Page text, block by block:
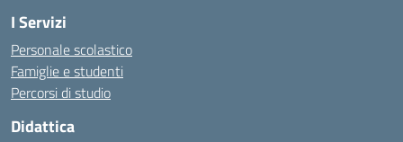
I Servizi
Personale scolastico
Famiglie e studenti
Percorsi di studio
Didattica